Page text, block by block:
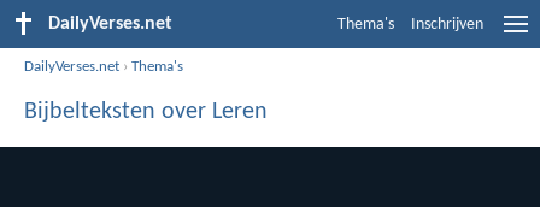
DailyVerses.net Thema's Inschrijven
DailyVerses.net ›Thema's
Bijbelteksten over Leren